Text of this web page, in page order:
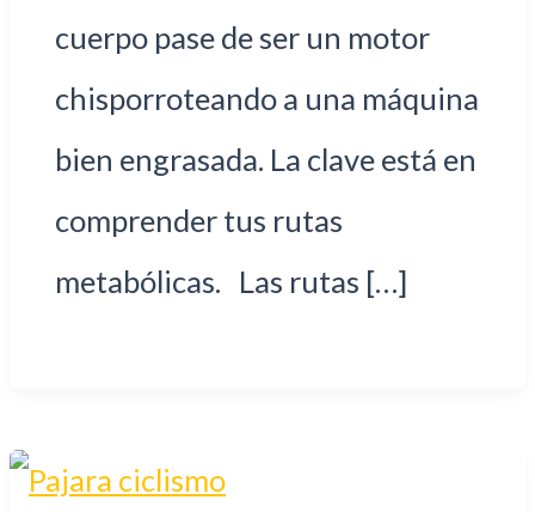
cuerpo pase de ser un motor
chisporroteando a una máquina
bien engrasada. La clave está en
comprender tus rutas
metabólicas. Las rutas […]